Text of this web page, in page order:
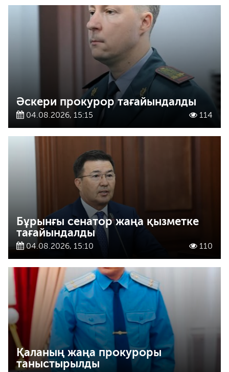
Әскери прокурор тағайындалды
04.08.2026, 15:15 114
Бұрынғы сенатор жаңа қызметке
тағайындалды
04.08.2026, 15:10 110
Қаланың жаңа прокуроры
таныстырылды